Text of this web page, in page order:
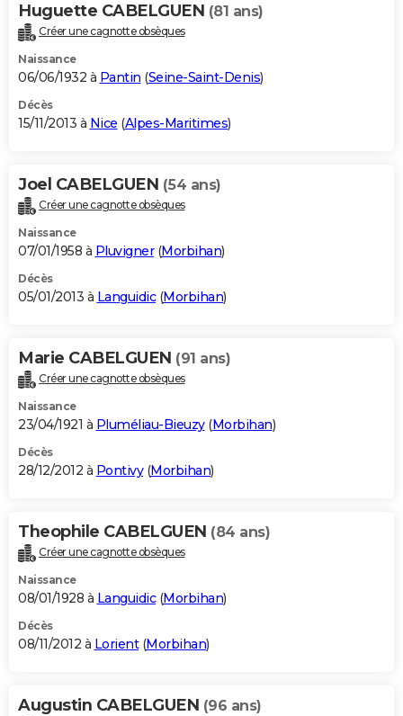
Huguette CABELGUEN (81 ans)
Créer une cagnotte obsèques
Naissance
06/06/1932 à Pantin (Seine-Saint-Denis)
Décès
15/11/2013 à Nice (Alpes-Maritimes)
Joel CABELGUEN (54 ans)
Créer une cagnotte obsèques
Naissance
07/01/1958 à Pluvigner(Morbihan)
Décès
05/01/2013 à Languidic(Morbihan)
Marie CABELGUEN (91 ans)
Créer une cagnotte obsèques
Naissance
23/04/1921 à Pluméliau-Bieuzy(Morbihan)
Décès
28/12/2012 à Pontivy(Morbihan)
Theophile CABELGUEN (84 ans)
Créer une cagnotte obsèques
Naissance
08/01/1928 à Languidic(Morbihan)
Décès
08/11/2012 à Lorient(Morbihan)
Augustin CABELGUEN (96 ans)